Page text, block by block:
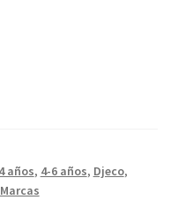
años, 4-6 años, Djeco,
Marcas